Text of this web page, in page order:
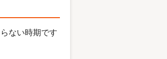
ない時期です